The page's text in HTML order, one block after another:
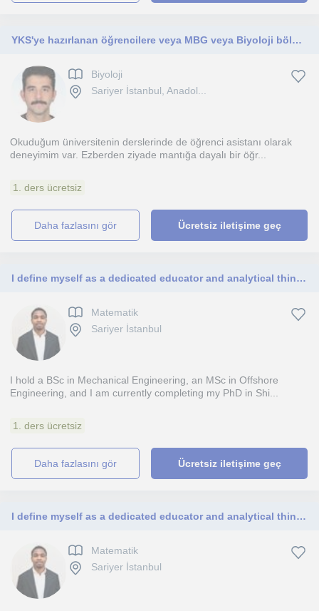
YKS'ye hazırlanan öğrencilere veya MBG veya Biyoloji bölümlerinde sınavlarına hazırlanan lisans öğrencileri derslere uygundur.
Biyoloji
Sariyer İstanbul, Anadol...
Okuduğum üniversitenin derslerinde de öğrenci asistanı olarak
deneyimim var. Ezberden ziyade mantığa dayalı bir öğr...
1. ders ücretsiz
daha fazlasını gör Ücretsiz iletişime geç
I define myself as a dedicated educator and analytical thinker
Matematik
Sariyer İstanbul
I hold a BSc in Mechanical Engineering, an MSc in Offshore
Engineering, and I am currently completing my PhD in Shi...
1. ders ücretsiz
daha fazlasını gör Ücretsiz iletişime geç
I define myself as a dedicated educator and analytical thinker who is passionate about mathematics and problem-solving.
Matematik
Sariyer İstanbul